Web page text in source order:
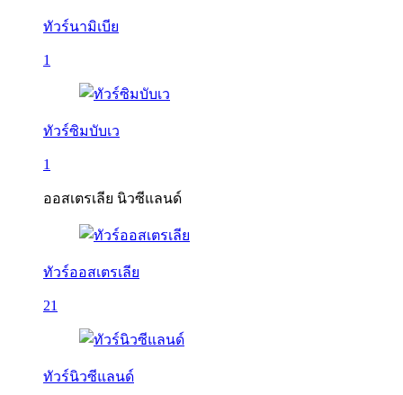
ทัวร์นามิเบีย
1
ทัวร์ซิมบับเว
1
ออสเตรเลีย นิวซีแลนด์
ทัวร์ออสเตรเลีย
21
ทัวร์นิวซีแลนด์